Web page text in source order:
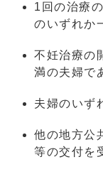
1回の治療
のいずれか
不妊治療の
満の夫婦で
夫婦のいず
他の地方公
等の交付を